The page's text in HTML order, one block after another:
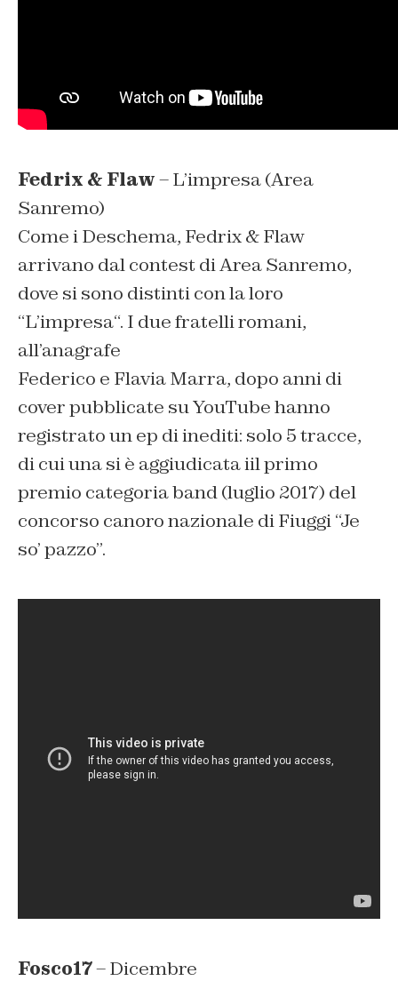
Fedrix & Flaw– L’impresa (Area
Sanremo)
Come i Deschema, Fedrix & Flaw
arrivano dal contest di Area Sanremo,
dove si sono distinti con la loro
“L’impresa“. I due fratelli romani,
all’anagrafe
Federico e Flavia Marra, dopo anni di
cover pubblicate su YouTube hanno
registrato un ep di inediti: solo 5 tracce,
di cui una si è aggiudicata iil primo
premio categoria band (luglio 2017) del
concorso canoro nazionale di Fiuggi “Je
so’ pazzo”.
Fosco17– Dicembre